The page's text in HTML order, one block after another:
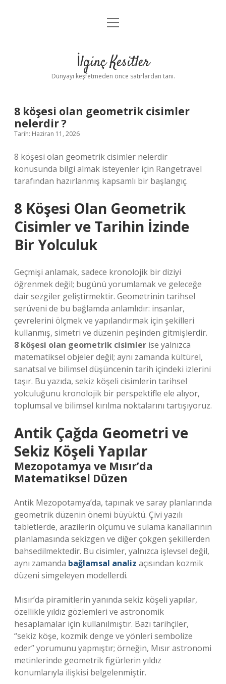
Anasayfa
Yasal Uyarı
menüyü
İlginç Kesitler
Dünyayı keşfetmeden önce satırlardan tanı.
8 köşesi olan geometrik cisimler
nelerdir ?
Tarih: Haziran 11, 2026
8 köşesi olan geometrik cisimler nelerdir
konusunda bilgi almak isteyenler için Rangetravel
tarafından hazırlanmış kapsamlı bir başlangıç.
8 Köşesi Olan Geometrik
Cisimler ve Tarihin İzinde
Bir Yolculuk
Geçmişi anlamak, sadece kronolojik bir diziyi
öğrenmek değil; bugünü yorumlamak ve geleceğe
dair sezgiler geliştirmektir. Geometrinin tarihsel
serüveni de bu bağlamda anlamlıdır: insanlar,
çevrelerini ölçmek ve yapılandırmak için şekilleri
kullanmış, simetri ve düzenin peşinden gitmişlerdir.
8 köşesi olan geometrik cisimler ise yalnızca
matematiksel objeler değil; aynı zamanda kültürel,
sanatsal ve bilimsel düşüncenin tarih içindeki izlerini
taşır. Bu yazıda, sekiz köşeli cisimlerin tarihsel
yolculuğunu kronolojik bir perspektifle ele alıyor,
toplumsal ve bilimsel kırılma noktalarını tartışıyoruz.
Antik Çağda Geometri ve
Sekiz Köşeli Yapılar
Mezopotamya ve Mısır’da
Matematiksel Düzen
Antik Mezopotamya’da, tapınak ve saray planlarında
geometrik düzenin önemi büyüktü. Çivi yazılı
tabletlerde, arazilerin ölçümü ve sulama kanallarının
planlamasında sekizgen ve diğer çokgen şekillerden
bahsedilmektedir. Bu cisimler, yalnızca işlevsel değil,
aynı zamanda bağlamsal analiz açısından kozmik
düzeni simgeleyen modellerdi.
Mısır’da piramitlerin yanında sekiz köşeli yapılar,
özellikle yıldız gözlemleri ve astronomik
hesaplamalar için kullanılmıştır. Bazı tarihçiler,
“sekiz köşe, kozmik denge ve yönleri sembolize
eder” yorumunu yapmıştır; örneğin, Mısır astronomi
metinlerinde geometrik figürlerin yıldız
konumlarıyla ilişkisi belgelenmiştir.